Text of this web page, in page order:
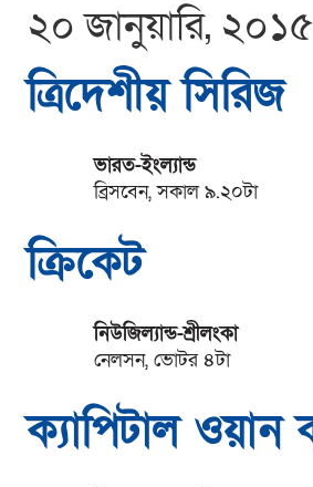
২০ জানুয়ারি, ২০১৫
ত্রিদেশীয় সিরিজ
ভারত-ইংল্যান্ড
ব্রিসবেন, সকাল ৯.২০টা
ক্রিকেট
নিউজিল্যান্ড-শ্রীলংকা
নেলসন, ভোটর ৪টা
ক্যাপিটাল ওয়ান